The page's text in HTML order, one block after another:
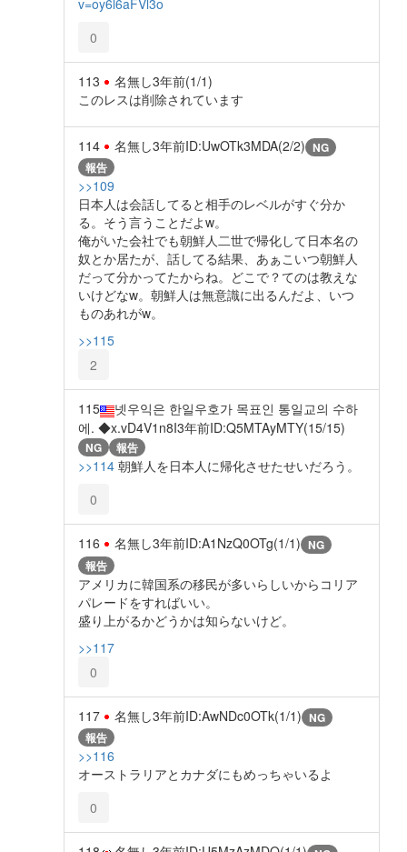
0
113 名無し3年前(1/1)
このレスは削除されています
114 名無し3年前ID:UwOTk3MDA(2/2) NG
報告
>>109
日本人は会話してると相手のレベルがすぐ分か
る。そう言うことだよw。
俺がいた会社でも朝鮮人二世で帰化して日本名の
奴とか居たが、話してる結果、あぁこいつ朝鮮人
だって分かってたからね。どこで？てのは教えな
いけどなw。朝鮮人は無意識に出るんだよ、いつ
ものあれがw。
>>115
2
115
넷우익은 한일우호가 목표인 통일교의 수하
에. ◆x.vD4V1n8I3年前ID:Q5MTAyMTY(15/15)
NG 報告
>>114 朝鮮人を日本人に帰化させたせいだろう。
0
116 名無し3年前ID:A1NzQ0OTg(1/1) NG
報告
アメリカに韓国系の移民が多いらしいからコリア
パレードをすればいい。
盛り上がるかどうかは知らないけど。
>>117
0
117 名無し3年前ID:AwNDc0OTk(1/1) NG
報告
>>116
オーストラリアとカナダにもめっちゃいるよ
0